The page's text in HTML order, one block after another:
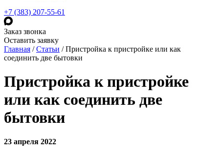
+7 (383) 207-55-61
Заказ звонка
Оставить заявку
Главная /Статьи /Пристройка к пристройке или как
соединить две бытовки
Пристройка к пристройке
или как соединить две
бытовки
23 апреля 2022